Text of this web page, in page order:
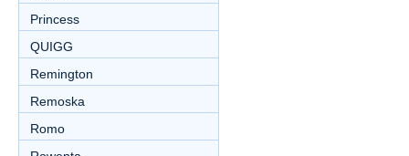
Princess
QUIGG
Remington
Remoska
Romo